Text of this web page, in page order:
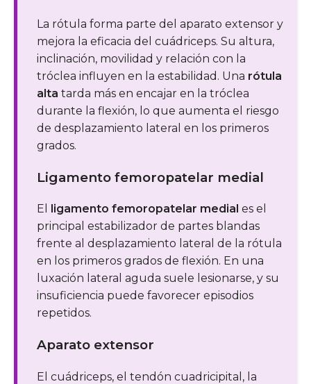
La rótula forma parte del aparato extensor y
mejora la eficacia del cuádriceps. Su altura,
inclinación, movilidad y relación con la
tróclea influyen en la estabilidad. Una rótula
alta tarda más en encajar en la tróclea
durante la flexión, lo que aumenta el riesgo
de desplazamiento lateral en los primeros
grados.
Ligamento femoropatelar medial
El ligamento femoropatelar medial es el
principal estabilizador de partes blandas
frente al desplazamiento lateral de la rótula
en los primeros grados de flexión. En una
luxación lateral aguda suele lesionarse, y su
insuficiencia puede favorecer episodios
repetidos.
Aparato extensor
El cuádriceps, el tendón cuadricipital, la